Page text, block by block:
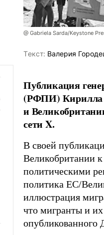
@ Gabriela Sarda/Keystone
Tекст: Валерия
Публикация
(РФПИ) Кирилла
и
сети X.
В своей
Великобритании
политическими
политика ЕС/
иллюстрация
что мигранты и